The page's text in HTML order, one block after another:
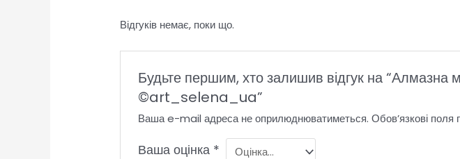
Відгуків немає, поки що.
Будьте першим, хто залишив відгук на “Алмазна
©art_selena_ua”
Ваша e-mail адреса не оприлюднюватиметься. Обов’язкові поля
Ваша оцінка *